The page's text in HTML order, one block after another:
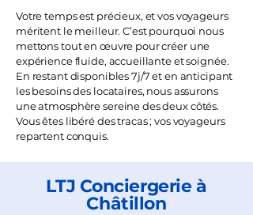
Votre temps est précieux, et vos voyageurs
méritent le meilleur. C’est pourquoi nous
mettons tout en œuvre pour créer une
expérience fluide, accueillante et soignée.
En restant disponibles 7j/7 et en anticipant
les besoins des locataires, nous assurons
une atmosphère sereine des deux côtés.
Vous êtes libéré des tracas ; vos voyageurs
repartent conquis.
LTJ Conciergerie à
Châtillon